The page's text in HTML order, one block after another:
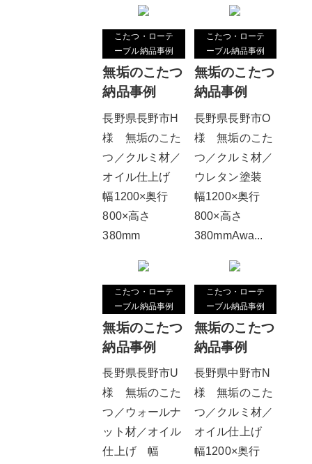
こたつ・ローテ
ーブル納品事例
無垢のこたつ
納品事例
長野県長野市H
様 無垢のこた
つ／クルミ材／
オイル仕上げ
幅1200×奥行
800×高さ
380mm
こたつ・ローテ
ーブル納品事例
無垢のこたつ
納品事例
長野県長野市O
様 無垢のこた
つ／クルミ材／
ウレタン塗装
幅1200×奥行
800×高さ
380mmAwa...
こたつ・ローテ
ーブル納品事例
無垢のこたつ
納品事例
長野県長野市U
様 無垢のこた
つ／ウォールナ
ット材／オイル
仕上げ 幅
こたつ・ローテ
ーブル納品事例
無垢のこたつ
納品事例
長野県中野市N
様 無垢のこた
つ／クルミ材／
オイル仕上げ
幅1200×奥行